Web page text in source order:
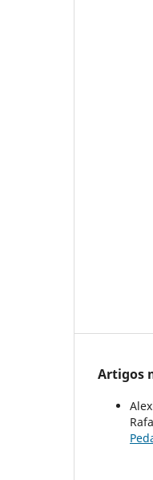
Artigos